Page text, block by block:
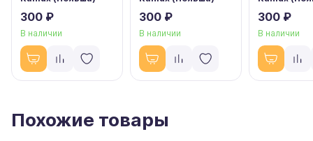
300 ₽
В наличии
300 ₽
В наличии
300 ₽
В наличии
Похожие товары